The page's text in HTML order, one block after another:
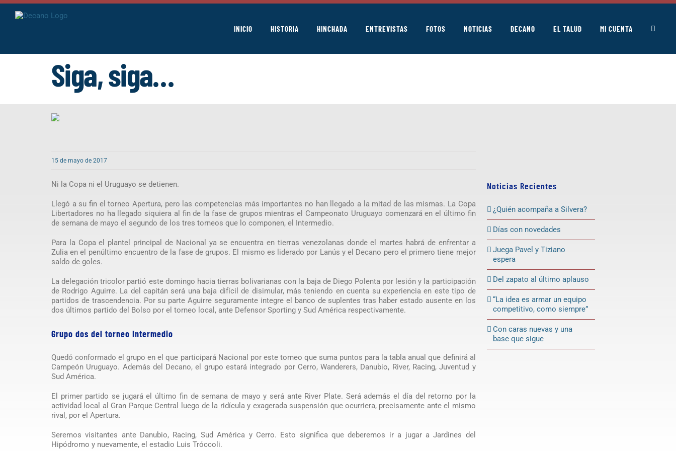
Saltar
INICIO HISTORIA HINCHADA ENTREVISTAS FOTOS NOTICIAS DECANO EL TALUD MI CUENTA
Siga, siga…
15 de mayo de 2017
Ni la Copa ni el Uruguayo se detienen.
Llegó a su fin el torneo Apertura, pero las competencias más importantes no han llegado a la mitad de las mismas. La Copa
Libertadores no ha llegado siquiera al fin de la fase de grupos mientras el Campeonato Uruguayo comenzará en el último fin
de semana de mayo el segundo de los tres torneos que lo componen, el Intermedio.
Para la Copa el plantel principal de Nacional ya se encuentra en tierras venezolanas donde el martes habrá de enfrentar a
Zulia en el penúltimo encuentro de la fase de grupos. El mismo es liderado por Lanús y el Decano pero el primero tiene mejor
saldo de goles.
La delegación tricolor partió este domingo hacia tierras bolivarianas con la baja de Diego Polenta por lesión y la participación
de Rodrigo Aguirre. La del capitán será una baja difícil de disimular, más teniendo en cuenta su experiencia en este tipo de
partidos de trascendencia. Por su parte Aguirre seguramente integre el banco de suplentes tras haber estado ausente en los
dos últimos partido del Bolso por el torneo local, ante Defensor Sporting y Sud América respectivamente.
Grupo dos del torneo Intermedio
Quedó conformado el grupo en el que participará Nacional por este torneo que suma puntos para la tabla anual que definirá al
Campeón Uruguayo. Además del Decano, el grupo estará integrado por Cerro, Wanderers, Danubio, River, Racing, Juventud y
Sud América.
El primer partido se jugará el último fin de semana de mayo y será ante River Plate. Será además el día del retorno por la
actividad local al Gran Parque Central luego de la ridícula y exagerada suspensión que ocurriera, precisamente ante el mismo
rival, por el Apertura.
Seremos visitantes ante Danubio, Racing, Sud América y Cerro. Esto significa que deberemos ir a jugar a Jardines del
Hipódromo y nuevamente, el estadio Luis Tróccoli.
Noticias Recientes
¿Quién acompaña a Silvera?
Días con novedades
Juega Pavel y Tiziano
espera
Del zapato al último aplauso
“La idea es armar un equipo
competitivo, como siempre”
Con caras nuevas y una
base que sigue